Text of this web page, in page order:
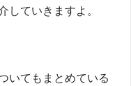
していきますよ。
いてもまとめている